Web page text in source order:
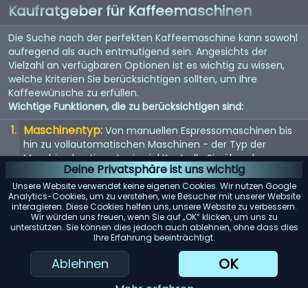
Deine Privatsphäre ist uns wichtig
Unsere Website verwendet keine eigenen Cookies. Wir nutzen Google
Analytics-Cookies, um zu verstehen, wie Besucher mit unserer Website
interagieren. Diese Cookies helfen uns, unsere Website zu verbessern.
Wir würden uns freuen, wenn Sie auf „OK“ klicken, um uns zu
unterstützen. Sie können dies jedoch auch ablehnen, ohne dass dies
Ihre Erfahrung beeinträchtigt.
Ablehnen OK
Kaufratgeber für Kaffeemaschinen
Die Suche nach der perfekten Kaffeemaschine kann sowohl
aufregend als auch entmutigend sein. Angesichts der
Vielzahl an verfügbaren Optionen ist es wichtig zu wissen,
welche Kriterien Sie berücksichtigen sollten, um Ihre
Kaffeewünsche zu erfüllen.
Wichtige Funktionen, die zu berücksichtigen sind:
Maschinentyp: Von manuellen Espressomaschinen bis
hin zu vollautomatischen Maschinen - der Typ der
Maschine bestimmt, wie viel Kontrolle Sie über den
Brühvorgang haben.
Qualität der Mühle: Eine eingebaute Mühle kann
entscheidend sein. Suchen Sie nach einer Maschine mit
einem hochwertigen Mahlwerk für den frischesten Kaffee.
Wasserspeicher: Berücksichtigen Sie die Kapazität des
Wassertanks. Ein größerer Tank bedeutet selteneres
Nachfüllen, was besonders für Büros oder große Haushalte